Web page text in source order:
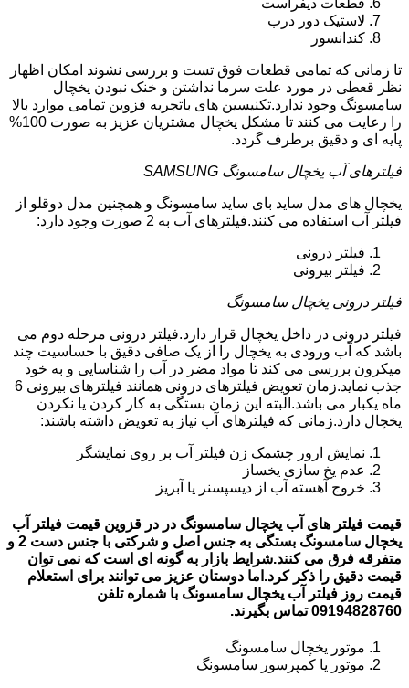
لاستیک دور درب
کندانسور
تا زمانی که تمامی قطعات فوق تست و بررسی نشوند امکان اظهار
نظر قعطی در مورد علت سرما نداشتن و خنک نبودن یخچال
سامسونگ وجود ندارد.تکنیسین های باتجربه قزوین تمامی موارد بالا
را رعایت می کنند تا مشکل یخچال مشتریان عزیز به صورت 100%
پایه ای و دقیق برطرف گردد.
فیلترهای آب یخچال سامسونگ SAMSUNG
یخچال های مدل ساید بای ساید سامسونگ و همچنین مدل دوقلو از
فیلتر آب استفاده می کنند.فیلترهای آب به 2 صورت وجود دارد:
فیلتر درونی
فیلتر بیرونی
فیلتر درونی یخچال سامسونگ
فیلتر درونی در داخل یخچال قرار دارد.فیلتر درونی مرحله دوم می
باشد که آب ورودی به یخچال را از یک صافی دقیق با حساسیت چند
میکرون بررسی می کند تا مواد مضر در آب را شناسایی و به خود
جذب نماید.زمان تعویض فیلترهای درونی همانند فیلترهای بیرونی 6
ماه یکبار می باشد.البته این زمان بستگی به کار کردن یا نکردن
یخچال دارد.زمانی که فیلترهای آب نیاز به تعویض داشته باشند:
نمایش ارور چشمک زن فیلتر آب بر روی نمایشگر
عدم یخ سازی یخساز
خروج آهسته آب از دیسپسنر یا آبریز
قیمت فیلتر های آب یخچال سامسونگ در در قزوین قیمت فیلتر آب
یخچال سامسونگ بستگی به جنس اصل و شرکتی با جنس دست 2 و
متفرقه فرق می کنند.شرایط بازار به گونه ای است که نمی توان
قیمت دقیق را ذکر کرد.اما دوستان عزیز می توانند برای استعلام
قیمت روز فیلتر آب یخچال سامسونگ با شماره تلفن
09194828760 تماس بگیرند.
موتور یخچال سامسونگ
موتور یا کمپرسور سامسونگ